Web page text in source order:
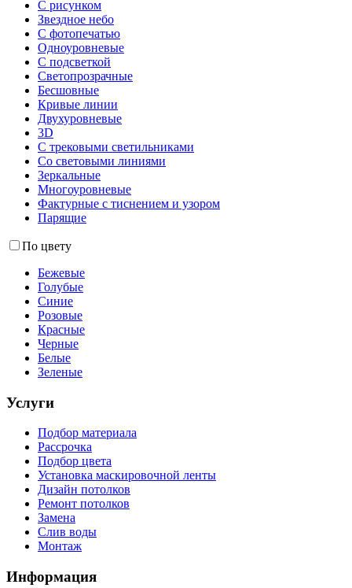
С рисунком
Звездное небо
С фотопечатью
Одноуровневые
С подсветкой
Светопрозрачные
Бесшовные
Кривые линии
Двухуровневые
3D
С трековыми светильниками
Со световыми линиями
Зеркальные
Многоуровневые
Фактурные с тиснением и узором
Парящие
По цвету
Бежевые
Голубые
Синие
Розовые
Красные
Черные
Белые
Зеленые
Услуги
Подбор материала
Рассрочка
Подбор цвета
Установка маскировочной ленты
Дизайн потолков
Ремонт потолков
Замена
Слив воды
Монтаж
Информация